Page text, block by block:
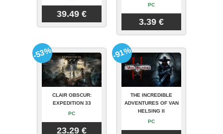
39.49 €
PC
3.39 €
CLAIR OBSCUR:
EXPEDITION 33
PC
23.29 €
-53%
THE INCREDIBLE
ADVENTURES OF VAN
HELSING II
PC
-91%